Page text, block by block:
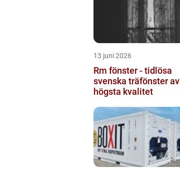
13 juni 2026
Rm fönster - tidlösa
svenska träfönster av
högsta kvalitet